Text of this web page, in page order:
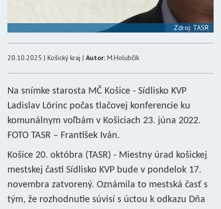
Zdroj: TASR
20.10.2025 | Košický kraj | Autor: M.Holubčík
Na snímke starosta MČ Košice - Sídlisko KVP
Ladislav Lörinc počas tlačovej konferencie ku
komunálnym voľbám v Košiciach 23. júna 2022.
FOTO TASR – František Iván.
Košice 20. októbra (TASR) - Miestny úrad košickej
mestskej časti Sídlisko KVP bude v pondelok 17.
novembra zatvorený. Oznámila to mestská časť s
tým, že rozhodnutie súvisí s úctou k odkazu Dňa